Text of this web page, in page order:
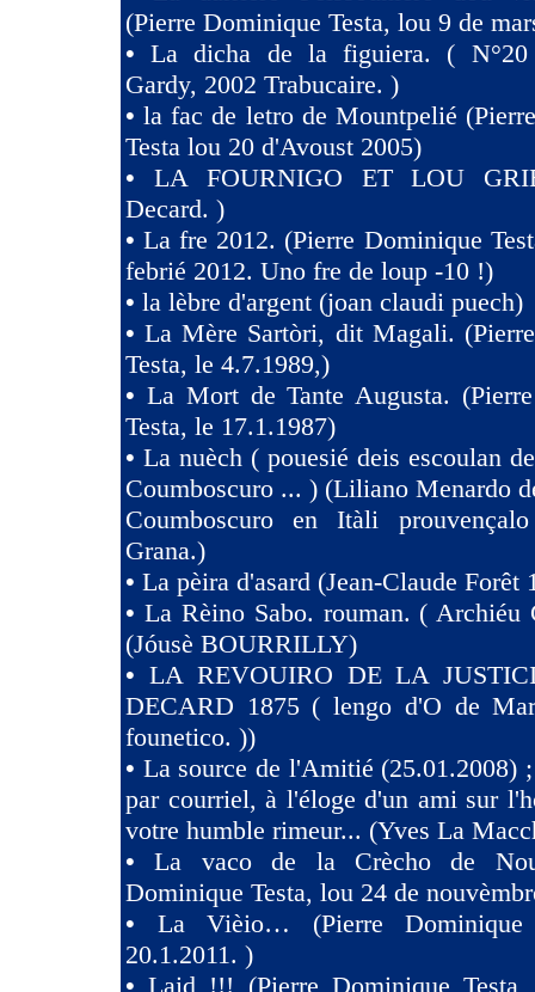
(Pierre Dominique Testa, lou 9 de
•La dicha de la figuiera. (
Gardy, 2002 Trabucaire. )
•la fac de letro de Mountpelié
Testa lou 20 d'Avoust 2005)
• LA FOURNIGO ET LOU
Decard. )
•La fre 2012. (Pierre Dominique
febrié 2012. Uno fre de loup -10 !)
• la lèbre d'argent (joan claudi puech)
•La Mère Sartòri, dit Magali.
Testa, le 4.7.1989,)
• La Mort de Tante Augusta.
Testa, le 17.1.1987)
• La nuèch ( pouesié deis escoulan
Coumboscuro ... ) (Liliano Menardo
Coumboscuro en Itàli
Grana.)
• La pèira d'asard (Jean-Claude Forêt
• La Rèino Sabo. rouman. ( Archiéu
(Jóusè BOURRILLY)
• LA REVOUIRO DE LA
DECARD 1875 ( lengo d'O de
founetico. ))
• La source de l'Amitié (25.01.2008)
par courriel, à l'éloge d'un ami sur
votre humble rimeur... (Yves La
•La vaco de la Crècho de
Dominique Testa, lou 24 de
• La Vièio… (Pierre Dominique
20.1.2011. )
•Laid !!! (Pierre Dominique